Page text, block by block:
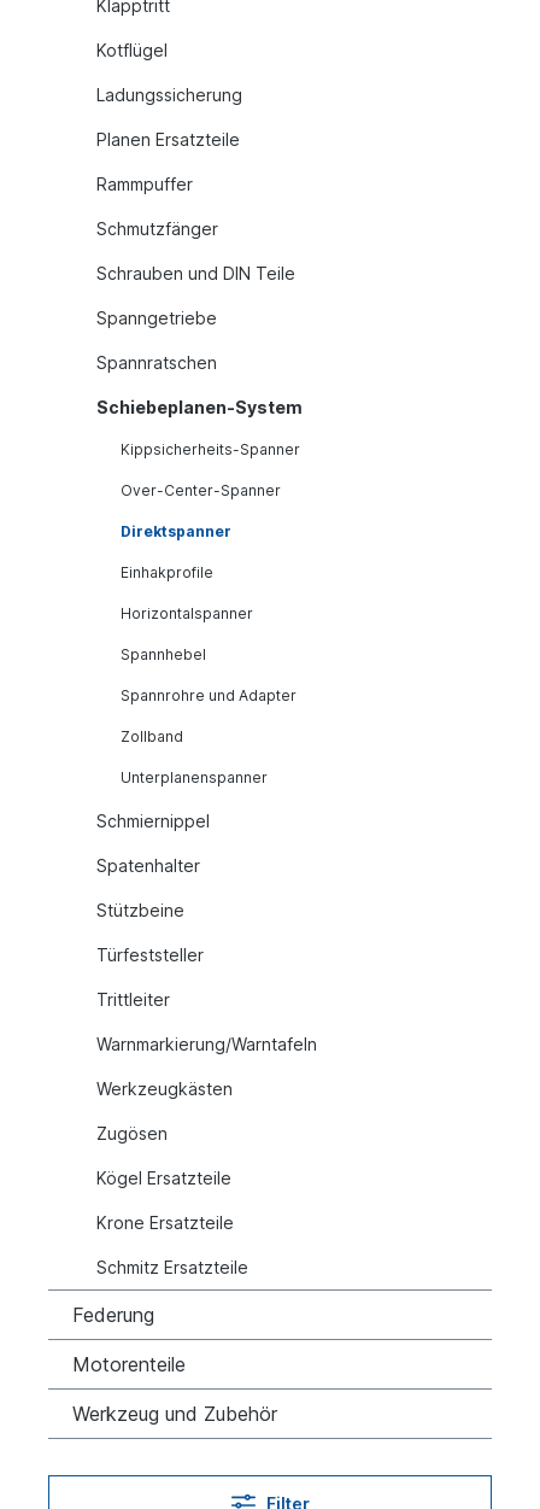
Klapptritt
Kotflügel
Ladungssicherung
Planen Ersatzteile
Rammpuffer
Schmutzfänger
Schrauben und DIN Teile
Spanngetriebe
Spannratschen
Schiebeplanen-System
Kippsicherheits-Spanner
Over-Center-Spanner
Direktspanner
Einhakprofile
Horizontalspanner
Spannhebel
Spannrohre und Adapter
Zollband
Unterplanenspanner
Schmiernippel
Spatenhalter
Stützbeine
Türfeststeller
Trittleiter
Warnmarkierung/Warntafeln
Werkzeugkästen
Zugösen
Kögel Ersatzteile
Krone Ersatzteile
Schmitz Ersatzteile
Federung
Motorenteile
Werkzeug und Zubehör
Filter